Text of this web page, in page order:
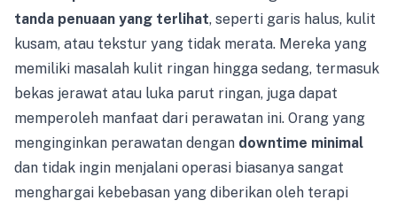
tanda penuaan yang terlihat, seperti garis halus, kulit
kusam, atau tekstur yang tidak merata. Mereka yang
memiliki masalah kulit ringan hingga sedang, termasuk
bekas jerawat atau luka parut ringan, juga dapat
memperoleh manfaat dari perawatan ini. Orang yang
menginginkan perawatan dengan downtime minimal
dan tidak ingin menjalani operasi biasanya sangat
menghargai kebebasan yang diberikan oleh terapi